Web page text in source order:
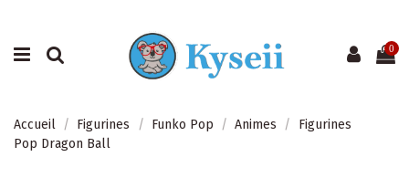
0
Accueil Figurines Funko Pop Animes
Figurines
Pop Dragon Ball